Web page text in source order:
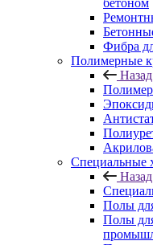
бетоном
Фибра
Полимерные
Назад
Специальные
Назад
Полы
Полы